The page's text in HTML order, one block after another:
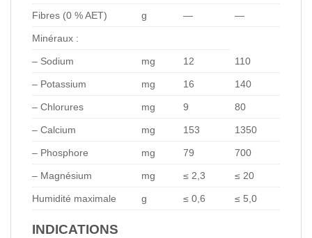
Fibres (0 % AET) g — —
Minéraux :
– Sodium mg 12 110
– Potassium mg 16 140
– Chlorures mg 9 80
– Calcium mg 153 1350
– Phosphore mg 79 700
– Magnésium mg ≤ 2,3 ≤ 20
Humidité maximale g ≤ 0,6 ≤ 5,0
INDICATIONS